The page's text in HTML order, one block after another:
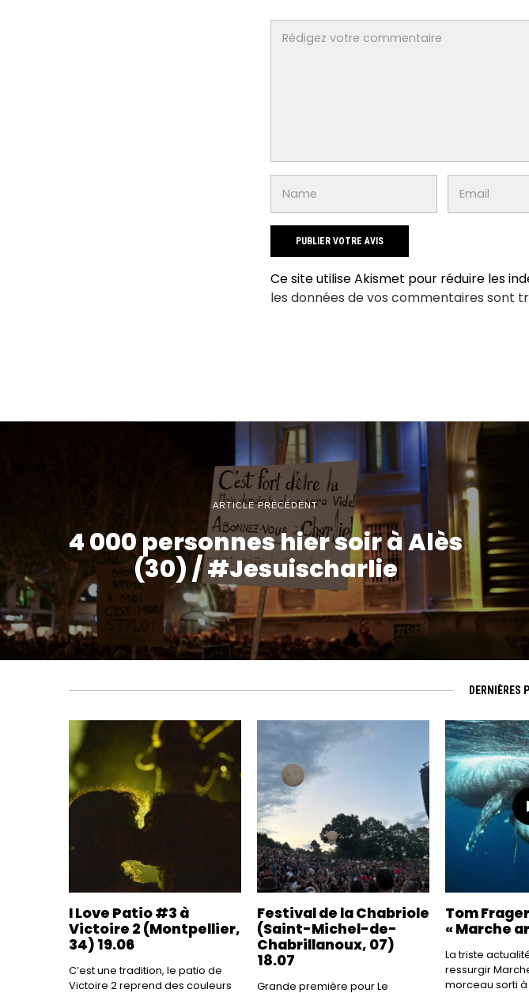
Ce site utilise Akismet pour réduire les
les données de vos commentaires sont
ARTICLE PRÉCÉDENT
4 000 personnes hier soir à Alès
(30) / #Jesuischarlie
DERNIÈRES
I Love Patio #3 à
Victoire 2 (Montpellier,
34) 19.06
C’est une tradition, le patio de
Victoire 2 reprend des couleurs
Festival de la Chabriole
(Saint-Michel-de-
Chabrillanoux, 07)
18.07
Grande première pour Le
Tom
« Marche
La triste
ressurgir
morceau sorti à